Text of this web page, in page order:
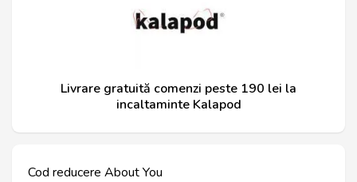
Livrare gratuită comenzi peste 190 lei la
incaltaminte Kalapod
Cod reducere About You